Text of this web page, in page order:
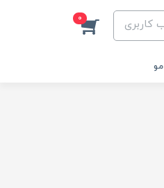
کاربری 0